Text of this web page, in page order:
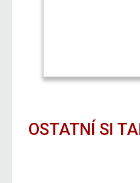
OSTATNÍ SI